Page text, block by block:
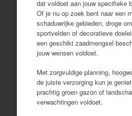
dat voldoet aan jouw specifieke
Of je nu op zoek bent naar een
schaduwrijke gebieden, droge
sportvelden of decoratieve
een geschikt zaadmengsel
jouw wensen voldoet.
Met zorgvuldige planning,
de juiste verzorging kun je
prachtig groen gazon of
verwachtingen voldoet.